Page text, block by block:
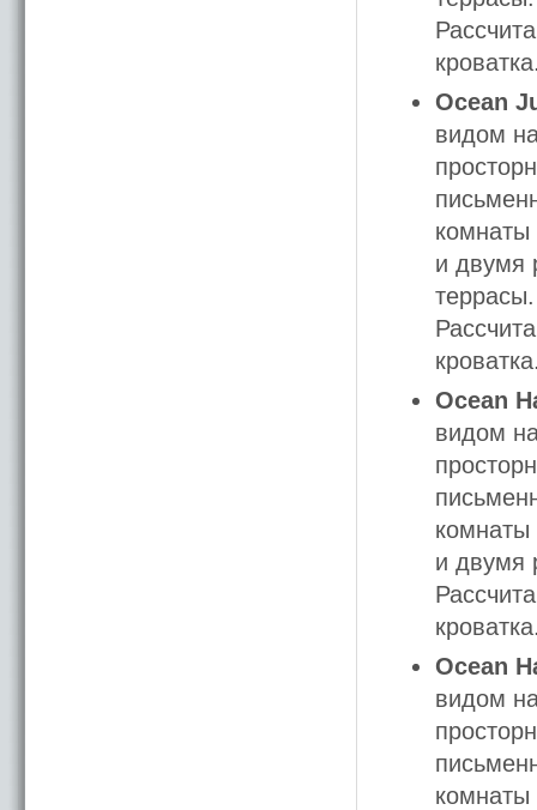
Ocean
видом
комнаты
и двумя
террасы.
Ocean
видом
комнаты
и двумя
Ocean
видом
комнаты